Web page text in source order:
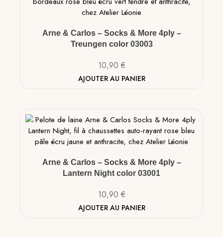
Arne & Carlos – Socks & More 4ply –
Treungen color 03003
10,90 €
AJOUTER AU PANIER
Arne & Carlos – Socks & More 4ply –
Lantern Night color 03001
10,90 €
AJOUTER AU PANIER